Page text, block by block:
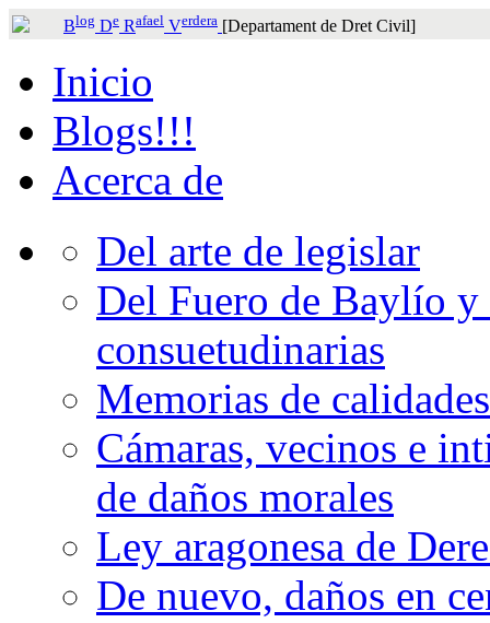
Blog De Rafael Verdera [Departament de Dret Civil]
Inicio
Blogs!!!
Acerca de
Del arte de legislar
Del Fuero de Baylío
consuetudinarias
Memorias de calidades
Cámaras, vecinos e
de daños morales
Ley aragonesa de
De nuevo, daños en